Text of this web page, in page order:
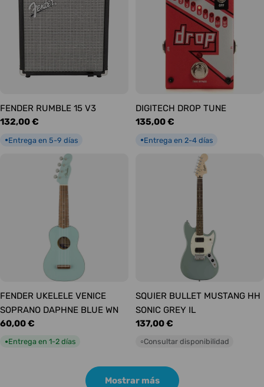
FENDER RUMBLE 15 V3
Precio
132,00 €
●Entrega en 5-9 días
DIGITECH DROP TUNE
Precio
135,00 €
●Entrega en 2-4 días
FENDER UKELELE VENICE
SOPRANO DAPHNE BLUE WN
Precio
habitual
60,00 €
●Entrega en 1-2 días
SQUIER BULLET MUSTANG HH
SONIC GREY IL
Precio
habitual
137,00 €
○Consultar disponibilidad
Mostrar más